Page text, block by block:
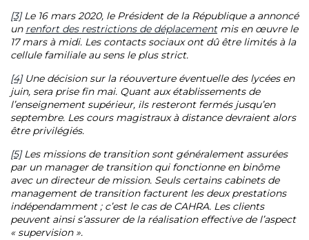
[3]Le 16 mars 2020, le Président de la République a annoncé
un renfort des restrictions de déplacementmis en œuvre le
17 mars à midi. Les contacts sociaux ont dû être limités à la
cellule familiale au sens le plus strict.
[4]Une décision sur la réouverture éventuelle des lycées en
juin, sera prise fin mai. Quant aux établissements de
l’enseignement supérieur, ils resteront fermés jusqu’en
septembre. Les cours magistraux à distance devraient alors
être privilégiés.
[5] Les missions de transition sont généralement assurées
par un manager de transition qui fonctionne en binôme
avec un directeur de mission. Seuls certains cabinets de
management de transition facturent les deux prestations
indépendamment ; c’est le cas de CAHRA. Les clients
peuvent ainsi s’assurer de la réalisation effective de l’aspect
« supervision ».